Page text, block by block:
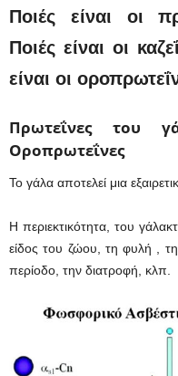
Ποιές είναι οι
Ποιές είναι οι
είναι οι
Πρωτεΐνες του
Οροπρωτεΐνες
Το γάλα αποτελεί μια
Η περιεκτικότητα, του
είδος του ζώου, τη φυλή ,
περίοδο, την διατροφή, κλπ.